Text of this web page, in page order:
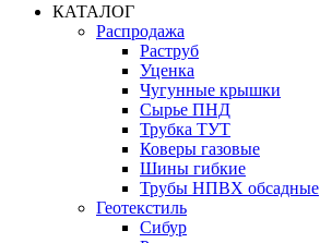
КАТАЛОГ
Распродажа
Раструб
Уценка
Чугунные крышки
Сырье ПНД
Трубка ТУТ
Коверы газовые
Шины гибкие
Трубы НПВХ обсадные
Геотекстиль
Сибур